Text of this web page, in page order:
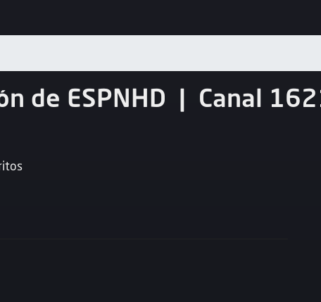
de ESPNHD | Canal